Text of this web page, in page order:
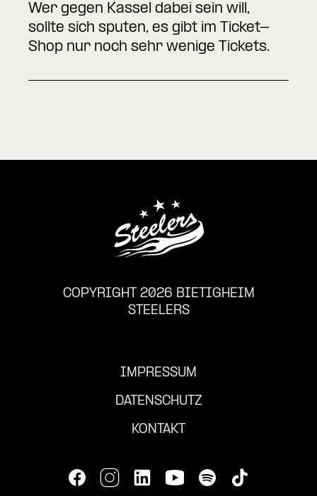
Wer gegen Kassel dabei sein will,
sollte sich sputen, es gibt im Ticket-
Shop nur noch sehr wenige Tickets.
COPYRIGHT 2026 BIETIGHEIM
STEELERS
IMPRESSUM
DATENSCHUTZ
KONTAKT